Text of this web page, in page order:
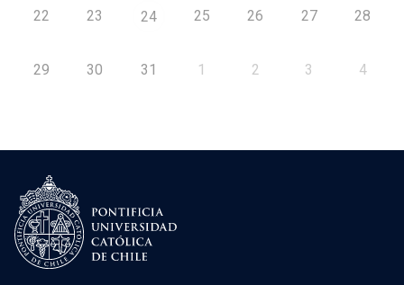
22 23 24 25 26 27 28
29 30 31 1 2 3 4